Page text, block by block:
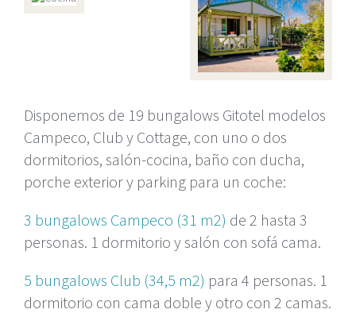
Disponemos de 19 bungalows Gitotel modelos
Campeco, Club y Cottage, con uno o dos
dormitorios, salón-cocina, baño con ducha,
porche exterior y parking para un coche:
3 bungalows Campeco (31 m2) de 2 hasta 3
personas. 1 dormitorio y salón con sofá cama.
5 bungalows Club (34,5 m2) para 4 personas. 1
dormitorio con cama doble y otro con 2 camas.